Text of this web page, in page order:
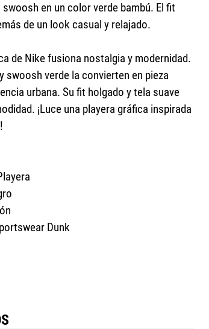
en un color verde bambú. El fit
de un look casual y relajado.
de Nike fusiona nostalgia y modernidad.
swoosh verde la convierten en pieza
urbana. Su fit holgado y tela suave
¡Luce una playera gráfica inspirada
Dunk